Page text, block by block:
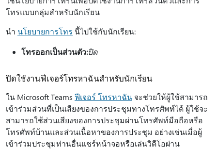
โทรแบบกลุ่มสำหรับนักเรียน
นํา นโยบายการโทร นี้ไปใช้กับนักเรียน:
โทรออกเป็นส่วนตัว:ปิด
ปิดใช้งานฟีเจอร์โทรหาฉันสำหรับนักเรียน
ใน Microsoft Teams ฟีเจอร์ โทรหาฉัน จะช่วยให้ผู้ใช้สามารถ
เข้าร่วมส่วนที่เป็นเสียงของการประชุมทางโทรศัพท์ได้ ผู้ใช้จะ
สามารถใช้ส่วนเสียงของการประชุมผ่านโทรศัพท์มือถือหรือ
โทรศัพท์บ้านและส่วนเนื้อหาของการประชุม อย่างเช่นเมื่อผู้
เข้าร่วมประชุมท่านอื่นแชร์หน้าจอหรือเล่นวิดีโอผ่าน